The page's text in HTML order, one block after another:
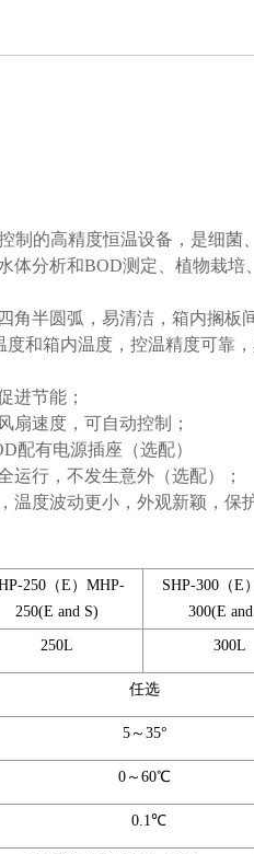
制的高精度恒温设备，是细
分析和BOD测定、植物栽培
半圆弧，易清洁，箱内搁板
和箱内温度，控温精度可靠
进节能；
扇速度，可自动控制；
配有电源插座（选配）
行，不发生意外（选配）；
度波动更小，外观新颖，保
250（E）MHP-
250(E and S)
SHP-300（E
300(E
250L 300L
任选
5～35°
0～60℃
0.1℃